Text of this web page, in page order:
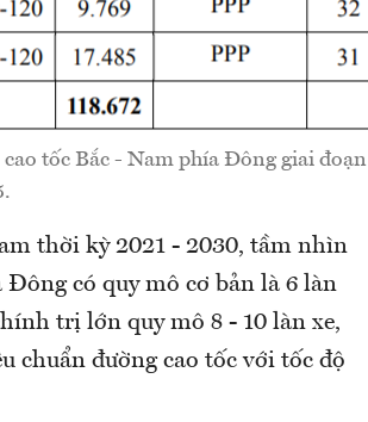
tốc Bắc - Nam phía Đông giai đoạn
thời kỳ 2021 - 2030, tầm nhìn
Đông có quy mô cơ bản là 6 làn
trị lớn quy mô 8 - 10 làn xe,
chuẩn đường cao tốc với tốc độ